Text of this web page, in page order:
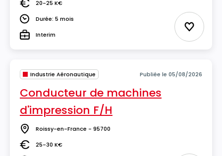
Salaire20-25 K€
DuréeDurée: 5 mois
TypeInterim Ajouter
Industrie Aéronautique Publiée le 05/08/2026
Conducteur de machines
d'impression F/H
Lieu Roissy-en-France - 95700
Salaire25-30 K€